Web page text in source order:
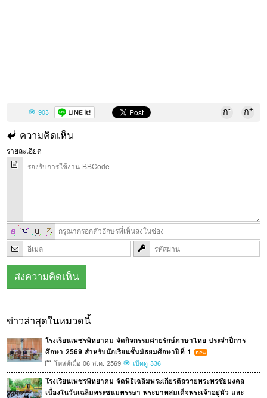
903 ก- ก+
ความคิดเห็น
รายละเอียด
ข่าวล่าสุดในหมวดนี้
โรงเรียนเพชรพิทยาคม จัดกิจกรรมค่ายรักษ์ภาษาไทย ประจำปีการ
ศึกษา 2569 สำหรับนักเรียนชั้นมัธยมศึกษาปีที่ 1
โพสต์เมื่อ 06 ส.ค. 2569 เปิดดู 336
โรงเรียนเพชรพิทยาคม จัดพิธีเฉลิมพระเกียรติถวายพระพรชัยมงคล
เนื่องในวันเฉลิมพระชนมพรรษา พระบาทสมเด็จพระเจ้าอยู่หัว และ